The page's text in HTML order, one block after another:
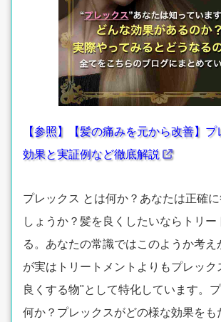
【参照】【髪の痛みを元から改善】
効果と実証例など徹底解説
プレックス とは何か？あなたは正確
しょうか？髪を良くしたいならトリー
る。あなたの常識ではこのようか考え
が実はトリートメントよりもプレック
良くする物"として特化しています。
何か？プレックスがどの様な効果をも